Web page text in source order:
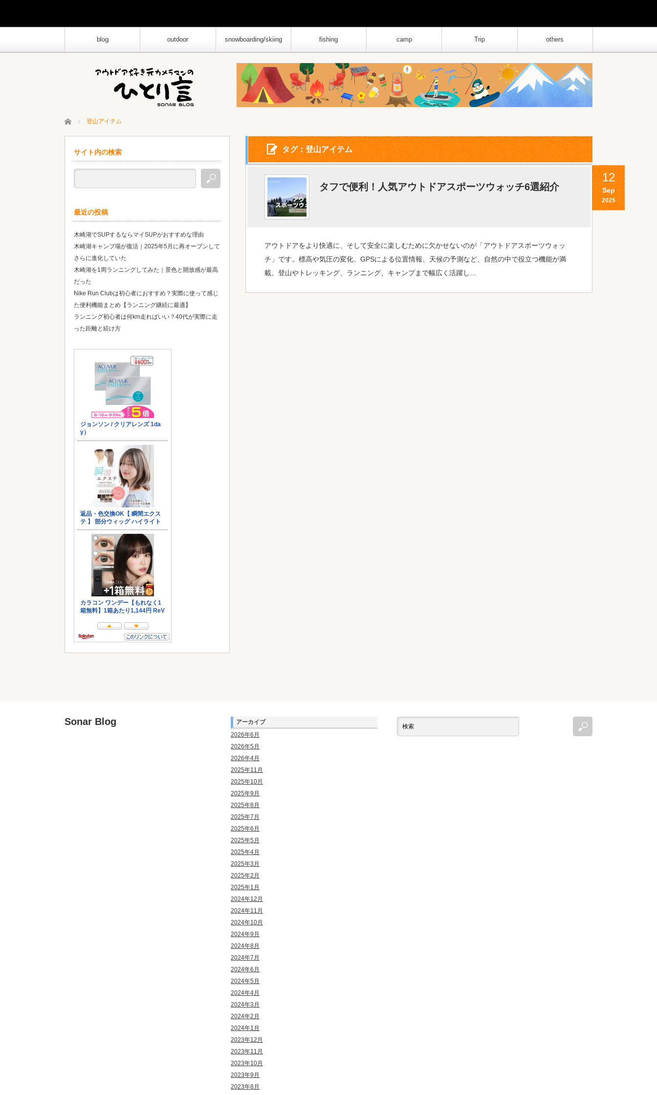
blog outdoor snowboarding/skiing fishing camp Trip others
ホーム 登山アイテム
タグ：登山アイテム
12
Sep
2025
タフで便利！人気アウトドアスポーツウォッチ6選紹介
アウトドアをより快適に、そして安全に楽しむために欠かせないのが「アウトドアスポーツウォッ
チ」です。標高や気圧の変化、GPSによる位置情報、天候の予測など、自然の中で役立つ機能が満
載。登山やトレッキング、ランニング、キャンプまで幅広く活躍し…
サイト内の検索
最近の投稿
木崎湖でSUPするならマイSUPがおすすめな理由
木崎湖キャンプ場が復活｜2025年5月に再オープンして
さらに進化していた
木崎湖を1周ランニングしてみた｜景色と開放感が最高
だった
Nike Run Clubは初心者におすすめ？実際に使って感じ
た便利機能まとめ【ランニング継続に最適】
ランニング初心者は何km走ればいい？40代が実際に走
った距離と続け方
Sonar Blog
アーカイブ
2026年6月
2026年5月
2026年4月
2025年11月
2025年10月
2025年9月
2025年8月
2025年7月
2025年6月
2025年5月
2025年4月
2025年3月
2025年2月
2025年1月
2024年12月
2024年11月
2024年10月
2024年9月
2024年8月
2024年7月
2024年6月
2024年5月
2024年4月
2024年3月
2024年2月
2024年1月
2023年12月
2023年11月
2023年10月
2023年9月
2023年8月